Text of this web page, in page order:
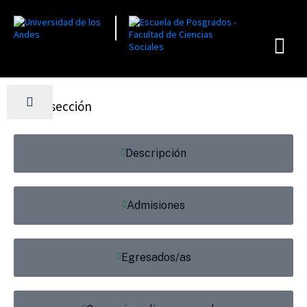
En esta sección
Descripción
Admisiones
Egresados/as